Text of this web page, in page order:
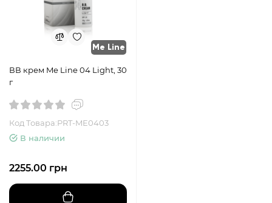
Me Line
ВВ крем Me Line 04 Light, 30
г
Код Товара:PRT-ME0403
В наличии
2255.00 грн